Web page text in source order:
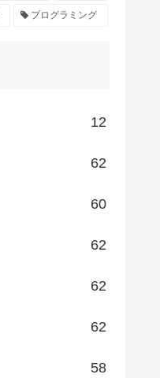
プログラミング
12
62
60
62
62
62
58